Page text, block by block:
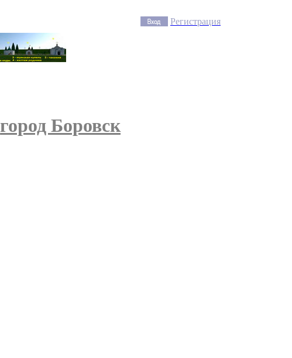
Регистрация
город Боровск